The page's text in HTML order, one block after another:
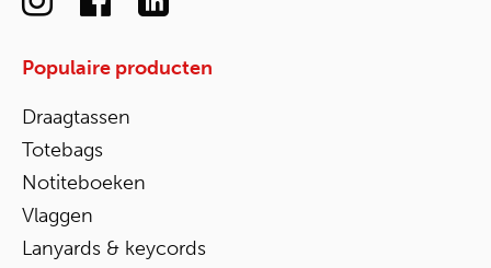
Populaire producten
Draagtassen
Totebags
Notiteboeken
Vlaggen
Lanyards & keycords